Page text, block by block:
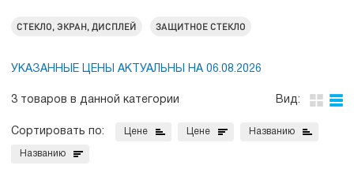
СТЕКЛО, ЭКРАН, ДИСПЛЕЙ ЗАЩИТНОЕ СТЕКЛО
УКАЗАННЫЕ ЦЕНЫ АКТУАЛЬНЫ НА 06.08.2026
3 товаров в данной категории Вид:
Сортировать по: Цене Цене Названию
Названию